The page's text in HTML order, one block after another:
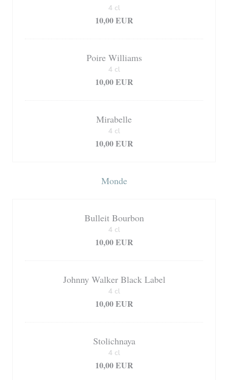
10,00 EUR
4 cl
Poire Williams
10,00 EUR
4 cl
Mirabelle
10,00 EUR
4 cl
Monde
Bulleit Bourbon
10,00 EUR
4 cl
Johnny Walker Black Label
10,00 EUR
4 cl
Stolichnaya
10,00 EUR
4 cl